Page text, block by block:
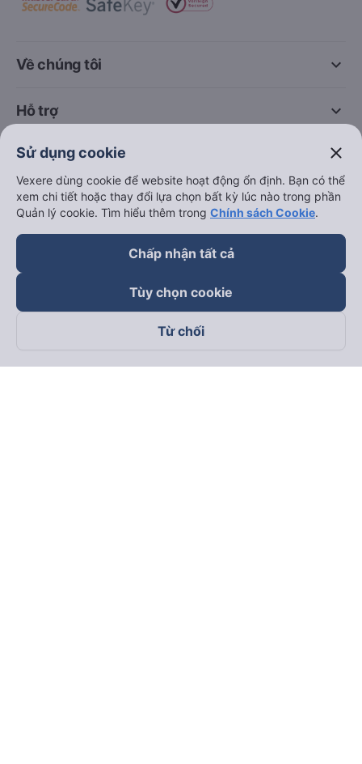
keyboard_arrow_down
Về chúng tôi
keyboard_arrow_down
Hỗ trợ
keyboard_arrow_down
Trở thành đối tác
Đối tác thanh toán
Sử dụng cookie close
Vexere dùng cookie để website hoạt động ổn định. Bạn có thể
xem chi tiết hoặc thay đổi lựa chọn bất kỳ lúc nào trong phần
Quản lý cookie. Tìm hiểu thêm trong Chính sách Cookie.
Chấp nhận tất cả
Tùy chọn cookie
Từ chối